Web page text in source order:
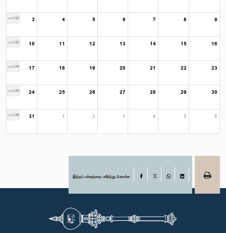
வாரம்32 3 4 5 6 7 8 9
வாரம்33 10 11 12 13 14 15 16
வாரம்34 17 18 19 20 21 22 23
வாரம்35 24 25 26 27 28 29 30
வாரம்36 31 1 2 3 4 5 6
இந்தப் பக்கத்தை பகிர்ந்து கொள்க Facebook